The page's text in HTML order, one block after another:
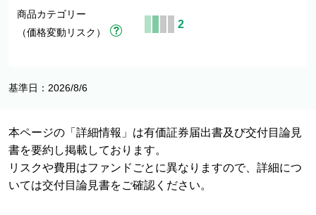
商品カテゴリー
（価格変動リスク）
2
基準日：2026/8/6
本ページの「詳細情報」は有価証券届出書及び交付目論見
書を要約し掲載しております。
リスクや費用はファンドごとに異なりますので、詳細につ
いては交付目論見書をご確認ください。